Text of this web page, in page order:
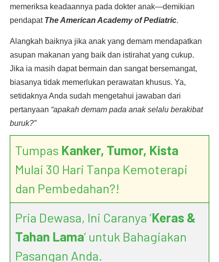
memeriksa keadaannya pada dokter anak—demikian
pendapat The American Academy of Pediatric.
Alangkah baiknya jika anak yang demam mendapatkan
asupan makanan yang baik dan istirahat yang cukup.
Jika ia masih dapat bermain dan sangat bersemangat,
biasanya tidak memerlukan perawatan khusus. Ya,
setidaknya Anda sudah mengetahui jawaban dari
pertanyaan “apakah demam pada anak selalu berakibat
buruk?”
Tumpas Kanker, Tumor, Kista
Mulai 30 Hari Tanpa Kemoterapi
dan Pembedahan?!
Pria Dewasa, Ini Caranya ‘Keras &
Tahan Lama’ untuk Bahagiakan
Pasangan Anda.